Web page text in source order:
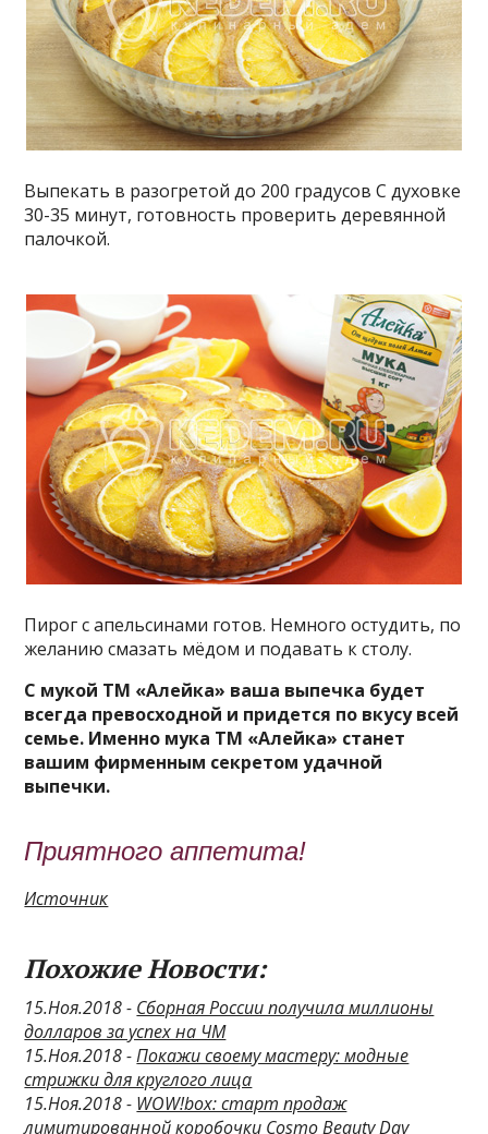
Выпекать в разогретой до 200 градусов С духовке
30-35 минут, готовность проверить деревянной
палочкой.
Пирог с апельсинами готов. Немного остудить, по
желанию смазать мёдом и подавать к столу.
С мукой ТМ «Алейка» ваша выпечка будет
всегда превосходной и придется по вкусу всей
семье. Именно мука ТМ «Алейка» станет
вашим фирменным секретом удачной
выпечки.
Приятного аппетита!
Источник
Похожие Новости:
15.Ноя.2018 - Сборная России получила миллионы
долларов за успех на ЧМ
15.Ноя.2018 -Покажи своему мастеру: модные
стрижки для круглого лица
15.Ноя.2018 - WOW!box: старт продаж
лимитированной коробочки Cosmo Beauty Day